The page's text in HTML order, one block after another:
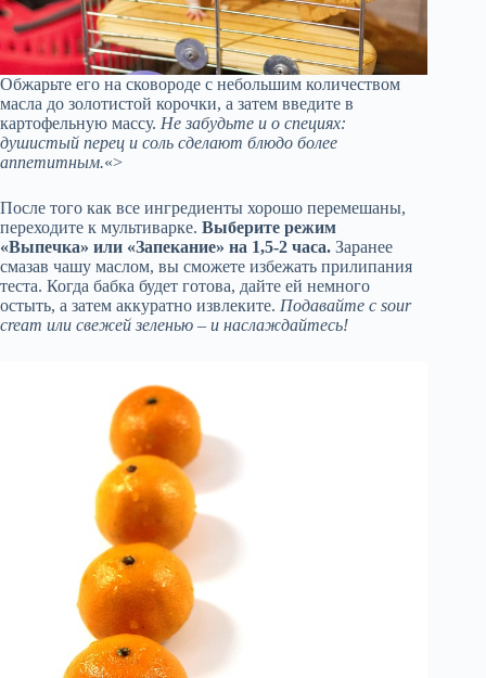
Обжарьте его на сковороде с небольшим количеством
масла до золотистой корочки, а затем введите в
картофельную массу. Не забудьте и о специях:
душистый перец и соль сделают блюдо более
аппетитным.«>
После того как все ингредиенты хорошо перемешаны,
переходите к мультиварке. Выберите режим
«Выпечка» или «Запекание» на 1,5-2 часа. Заранее
смазав чашу маслом, вы сможете избежать прилипания
теста. Когда бабка будет готова, дайте ей немного
остыть, а затем аккуратно извлеките. Подавайте с sour
cream или свежей зеленью – и наслаждайтесь!